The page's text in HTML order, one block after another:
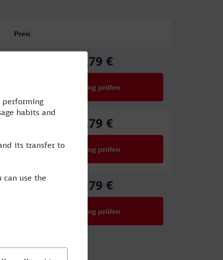
Preis
39,79 €
Verbindung prüfen
39,79 €
Verbindung prüfen
39,79 €
Verbindung prüfen